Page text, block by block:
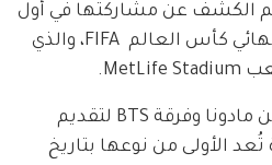
تم الكشف عن مشاركتها في أول
عرض استراحة يقام خلال نهائي كأس العالم  FIFA، والذي
وستنضم شاكيرا إلى كل من مادونا وفرقة BTS لتقديم
الأولى من نوعها بتاريخ